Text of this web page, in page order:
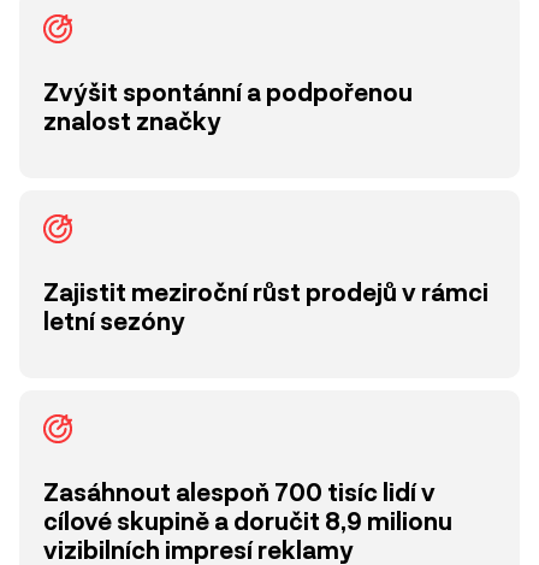
Zvýšit spontánní a podpořenou
znalost značky
Zajistit meziroční růst prodejů v rámci
letní sezóny
Zasáhnout alespoň 700 tisíc lidí v
cílové skupině a doručit 8,9 milionu
vizibilních impresí reklamy